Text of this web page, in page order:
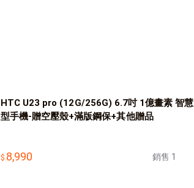
HTC U23 pro (12G/256G) 6.7吋 1億畫素 智慧
型手機-贈空壓殼+滿版鋼保+其他贈品
8,990 銷售 1